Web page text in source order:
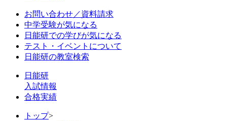
お問い合わせ／資料請求
中学受験が気になる
日能研での学びが気になる
テスト・イベントについて
日能研の教室検索
日能研
入試情報
合格実績
トップ>